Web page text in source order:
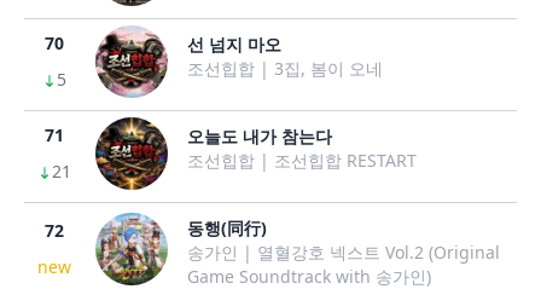
70
5
선 넘지 마오
조선힙합 | 3집, 봄이 오네
71
21
오늘도 내가 참는다
조선힙합 | 조선힙합 RESTART
72
new
동행(同行)
송가인 | 열혈강호 넥스트 Vol.2 (Original
Game Soundtrack with 송가인)